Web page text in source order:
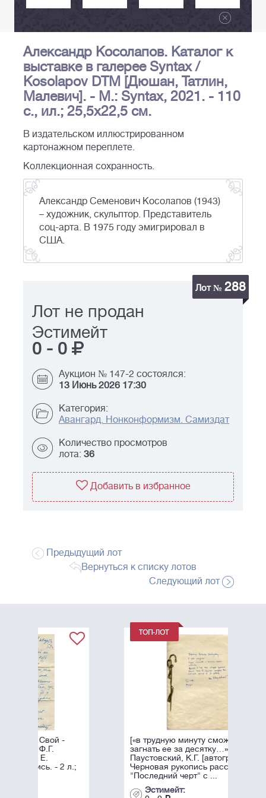
Александр Косолапов. Каталог к
выставке в галерее Syntax /
Kosolapov DTM [Дюшан, Татлин,
Малевич]. - М.: Syntax, 2021. - 110
с., ил.; 25,5х22,5 см.
В издательском иллюстрированном
картонажном переплете.
Коллекционная сохранность.
Александр Семенович Косолапов (1943)
– художник, скульптор. Представитель
соц-арта. В 1975 году эмигрировал в
США.
Лот № 288
Лот не продан
Эстимейт
0 - 0
Аукцион № 147-2 состоялся:
13 Июнь 2026 17:30
Категория:
Авангард. Нонконформизм. Самиздат
Количество просмотров
лота: 36
Добавить в избранное
Предыдущий лот
Вернуться к списку лотов
Следующий лот
[«в трудную минуту сможете
загнать ее за десятку…»]
Паустовский, К.Г. [автограф].
Черновая рукопись рассказа
"Последний черт" с ...